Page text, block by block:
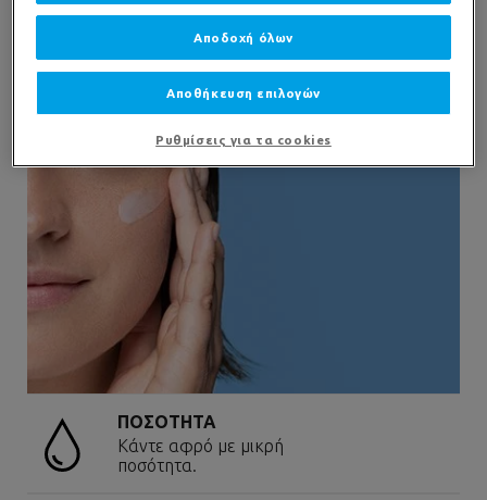
ΠΟΣΟΤΗΤΑ
Κάντε αφρό με μικρή
ποσότητα.
Αποδοχή όλων
Αποθήκευση επιλογών
Ρυθμίσεις για τα cookies